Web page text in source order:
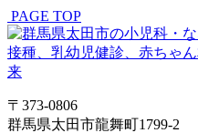
PAGE TOP
〒373-0806
群馬県太田市龍舞町1799-2